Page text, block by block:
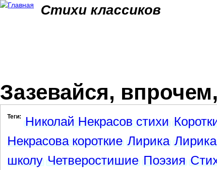
Стихи классиков
Зазевайся,
Теги: Николай Некрасов стихи
Некрасова короткие Лирика
школу Четверостишие Поэзия